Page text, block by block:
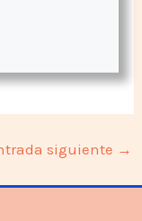
siguiente →